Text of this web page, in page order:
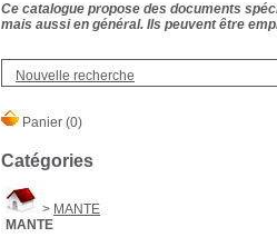
Ce catalogue propose des documents
mais aussi en général. Ils peuvent être
Nouvelle recherche
Catégories
> MANTE
MANTE